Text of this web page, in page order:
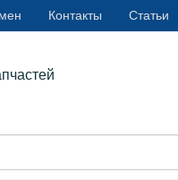
Контакты Статьи